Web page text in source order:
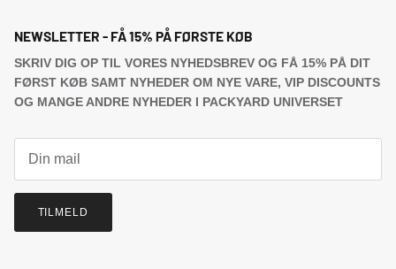
NEWSLETTER - FÅ 15% PÅ FØRSTE KØB
SKRIV DIG OP TIL VORES NYHEDSBREV OG FÅ 15% PÅ DIT
FØRST KØB SAMT NYHEDER OM NYE VARE, VIP DISCOUNTS
OG MANGE ANDRE NYHEDER I PACKYARD UNIVERSET
TILMELD